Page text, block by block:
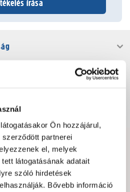
Ön hozzájárul,
partnerei
el, melyek
látogatásának adatait
szóló hirdetések
Bővebb információ
írása
személy
vagy a termék leírásában?
jelezd nekünk!